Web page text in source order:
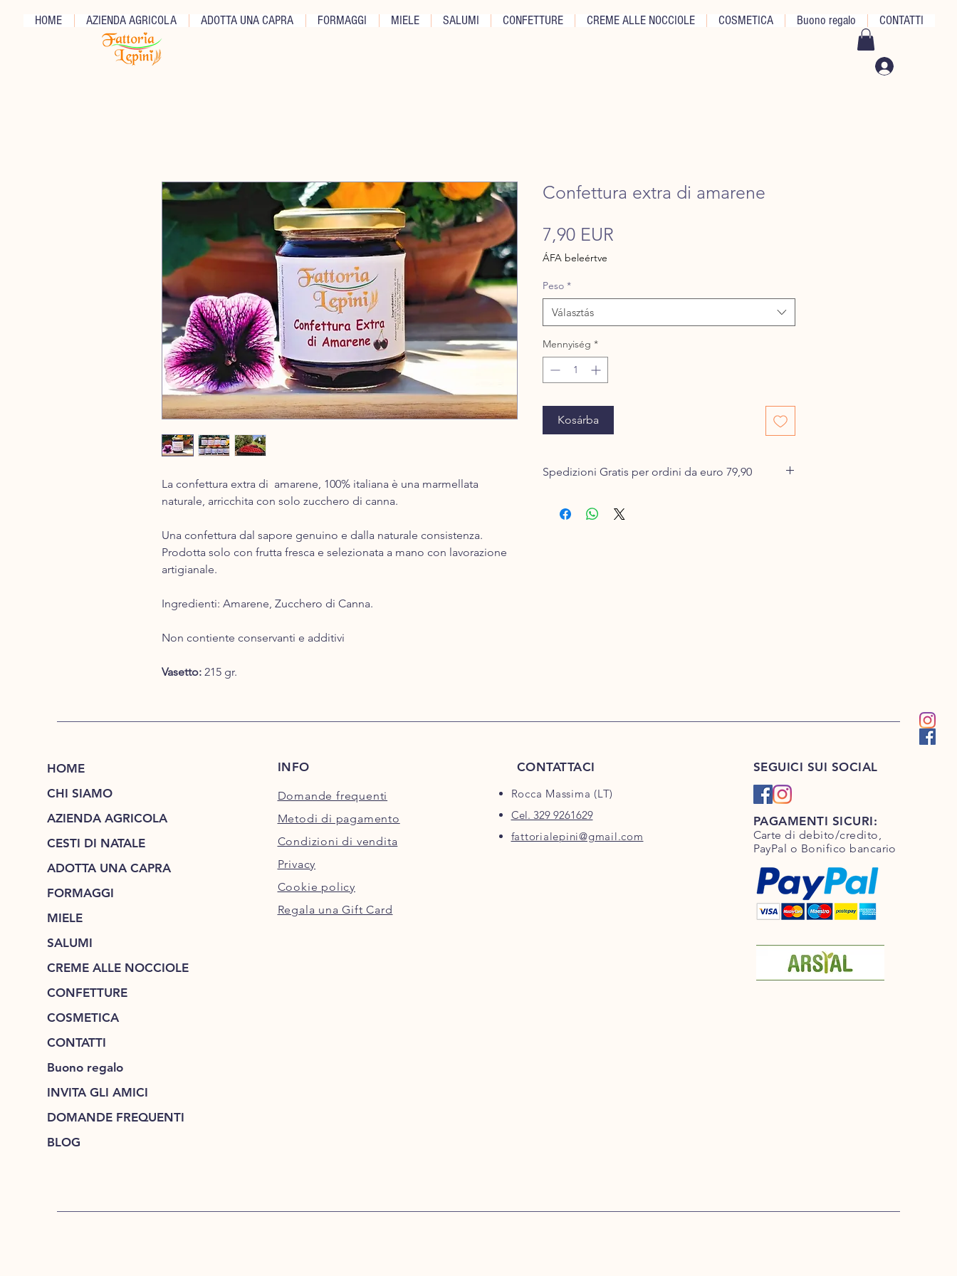
HOME AZIENDA AGRICOLA ADOTTA UNA CAPRA FORMAGGI MIELE SALUMI CONFETTURE CREME ALLE NOCCIOLE COSMETICA Buono regalo CONTATTI
La confettura extra di amarene, 100% italiana è una marmellata
naturale, arricchita con solo zucchero di canna.
Una confettura dal sapore genuino e dalla naturale consistenza.
Prodotta solo con frutta fresca e selezionata a mano con lavorazione
artigianale.
Ingredienti: Amarene, Zucchero di Canna.
Non contiente conservanti e additivi
​Vasetto: 215 gr.​
Confettura extra di amarene
7,90 EUR
ÁFA beleértve
Peso *
Választás
Mennyiség *
Kosárba
Spedizioni Gratis per ordini da euro 79,90
ti saranno calcolate le spese di spedizione.
compromettere la freschezza del prodotto.
Per gli acquisti al di sotto di euro 79,90 il costo di
Per gli acquisti al di sopra di euro 79,90 la spedizione è
completamente gratuita.
effettuiamo consegne anche in tutta Europa e Regno
HOME
CHI SIAMO
AZIENDA AGRICOLA
CESTI DI NATALE
ADOTTA UNA CAPRA
FORMAGGI
MIELE
SALUMI
CREME ALLE NOCCIOLE
CONFETTURE
COSMETICA
CONTATTI
Buono regalo
INVITA GLI AMICI
DOMANDE FREQUENTI
BLOG
INFO
Domande frequenti
Metodi di pagamento
Condizioni di vendita
Privacy
Cookie policy
Regala una Gift Card
CONTATTACI
Rocca Massima (LT)
Cel. 329 9261629
fattorialepini@gmail.com
SEGUICI SUI SOCIAL
PAGAMENTI SICURI:
Carte di debito/credito,
PayPal o Bonifico bancario